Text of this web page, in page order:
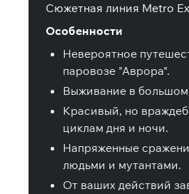
Сюжетная линия Metro
Особенности
Невероятное
паровозе "Аврора".
Выживание в большом
Красивый, но
циклам дня и ночи.
Напряженные
людьми и мутантами.
От ваших действий